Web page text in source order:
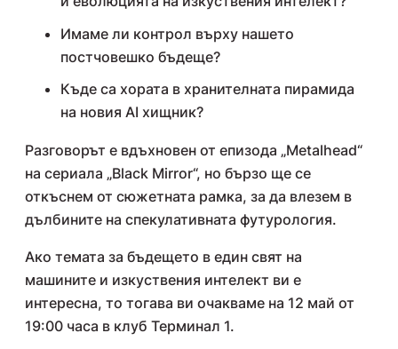
Имаме ли контрол върху нашето
постчовешко бъдеще?
Къде са хората в хранителната пирамида
на новия AI хищник?
Разговорът е вдъхновен от епизода „Metalhead“
на сериала „Black Mirror“, но бързо ще се
откъснем от сюжетната рамка, за да влезем в
дълбините на спекулативната футурология.
Ако темата за бъдещето в един свят на
машините и изкуствения интелект ви е
интересна, то тогава ви очакваме на 12 май от
19:00 часа в клуб Терминал 1.